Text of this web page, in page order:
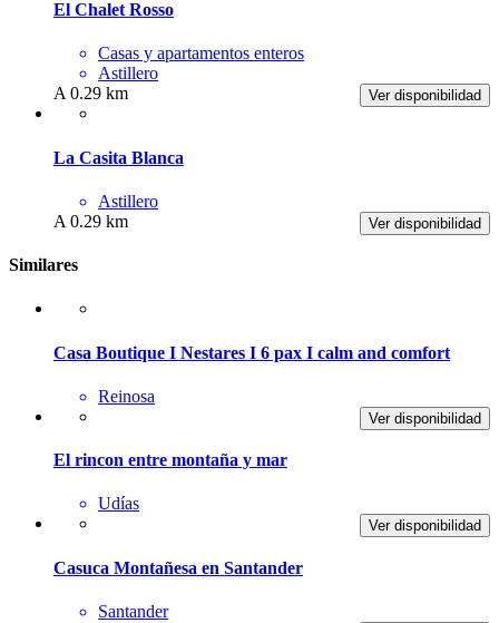
El Chalet Rosso
Casas y apartamentos enteros
Astillero
Ver disponibilidad
A 0.29 km
La Casita Blanca
Astillero
Ver disponibilidad
A 0.29 km
Similares
Casa Boutique I Nestares I 6 pax I calm and comfort
Reinosa
Ver disponibilidad
El rincon entre montaña y mar
Udías
Ver disponibilidad
Casuca Montañesa en Santander
Santander